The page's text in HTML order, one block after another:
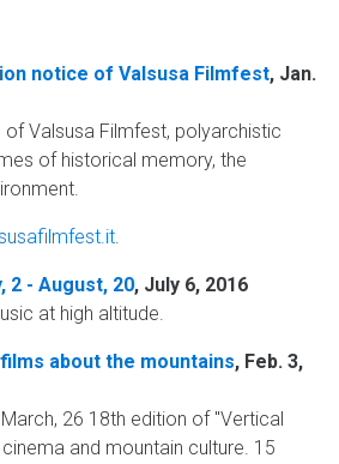
notice of Valsusa Filmfest, Jan.
Valsusa Filmfest, polyarchistic
of historical memory, the
.
2 - August, 20, July 6, 2016
at high altitude.
about the mountains, Feb. 3,
26 18th edition of "Vertical
and mountain culture. 15